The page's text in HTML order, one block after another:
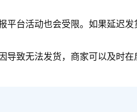
台活动也会受限。如果延迟
致无法发货，商家可以及时在